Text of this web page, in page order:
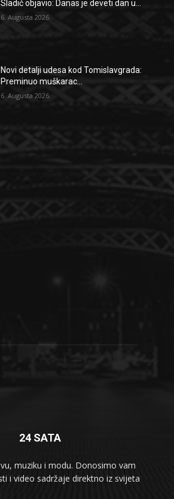
Sladić objavio: Danas je deveti dan u...
6. Augusta 2026.
Novi detalji udesa kod Tomislavgrada:
Preminuo muškarac...
6. Augusta 2026.
24 SATA
muziku i modu. Donosimo vam
i video sadržaje direktno iz svijeta